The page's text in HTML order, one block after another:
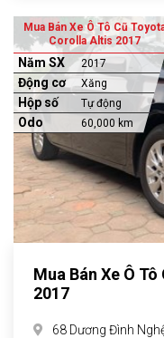
Mua Bán Xe Ô Tô Cũ
Corolla Altis 2017
Năm SX 2017
Động cơ Xăng
Hộp số Tự động
Odo 60,000 km
Mua Bán Xe Ô
2017
68 Dương Đình